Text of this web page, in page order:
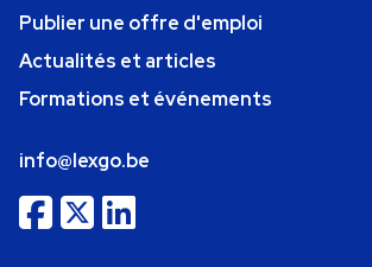
Publier une offre d'emploi
Actualités et articles
Formations et événements
info@lexgo.be